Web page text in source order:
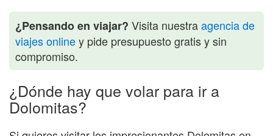
¿Pensando en viajar? Visita nuestraagencia de
viajes onliney pide presupuesto gratis y sin
compromiso.
¿Dónde hay que volar para ir a
Dolomitas?